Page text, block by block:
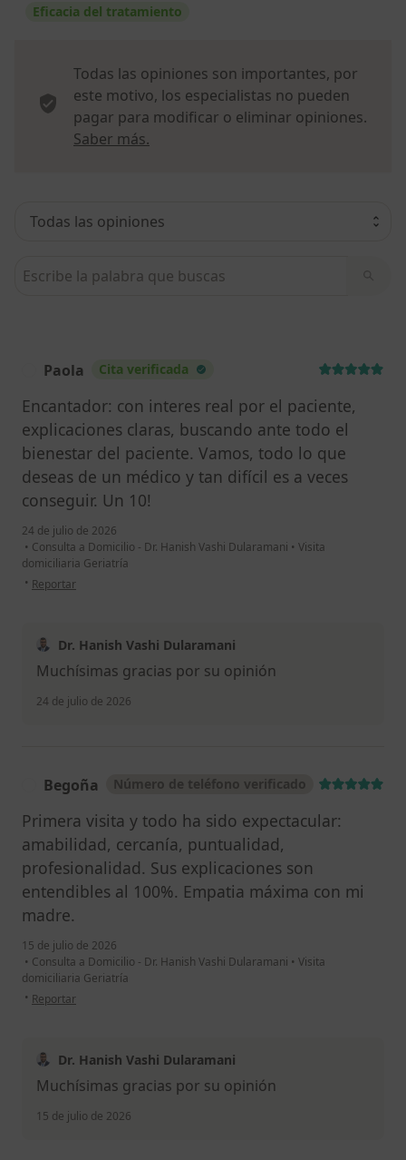
Eficacia del tratamiento
Todas las opiniones son importantes, por
este motivo, los especialistas no pueden
pagar para modificar o eliminar opiniones.
Saber más.
Busca en opiniones
Paola Cita verificada
Encantador: con interes real por el paciente,
explicaciones claras, buscando ante todo el
bienestar del paciente. Vamos, todo lo que
deseas de un médico y tan difícil es a veces
conseguir. Un 10!
24 de julio de 2026
• Consulta a Domicilio - Dr. Hanish Vashi Dularamani • Visita
domiciliaria Geriatría
• en opinión del usuario Paola
Reportar
Dr. Hanish Vashi Dularamani
Muchísimas gracias por su opinión
24 de julio de 2026
Begoña Número de teléfono verificado
Primera visita y todo ha sido expectacular:
amabilidad, cercanía, puntualidad,
profesionalidad. Sus explicaciones son
entendibles al 100%. Empatia máxima con mi
madre.
15 de julio de 2026
• Consulta a Domicilio - Dr. Hanish Vashi Dularamani • Visita
domiciliaria Geriatría
• en opinión del usuario Begoña
Reportar
Dr. Hanish Vashi Dularamani
Muchísimas gracias por su opinión
15 de julio de 2026